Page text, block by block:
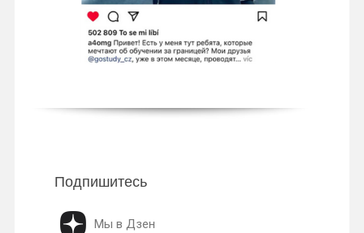
Подпишитесь
Мы в Дзен